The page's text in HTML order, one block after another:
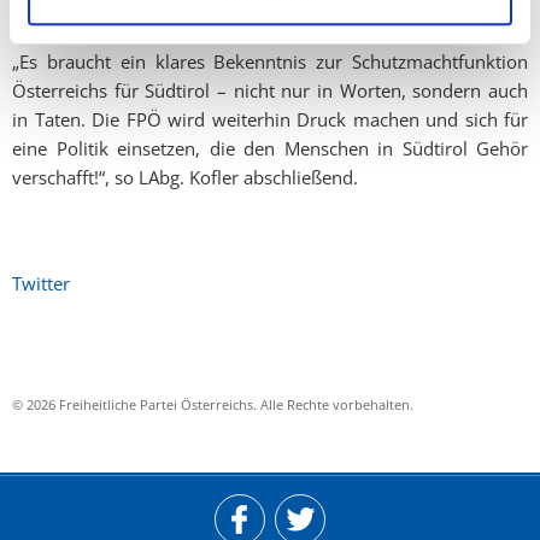
Brenners“, kritisiert Kofler scharf.
„Es braucht ein klares Bekenntnis zur Schutzmachtfunktion
Österreichs für Südtirol – nicht nur in Worten, sondern auch
in Taten. Die FPÖ wird weiterhin Druck machen und sich für
eine Politik einsetzen, die den Menschen in Südtirol Gehör
verschafft!“, so LAbg. Kofler abschließend.
Twitter
© 2026 Freiheitliche Partei Österreichs. Alle Rechte vorbehalten.